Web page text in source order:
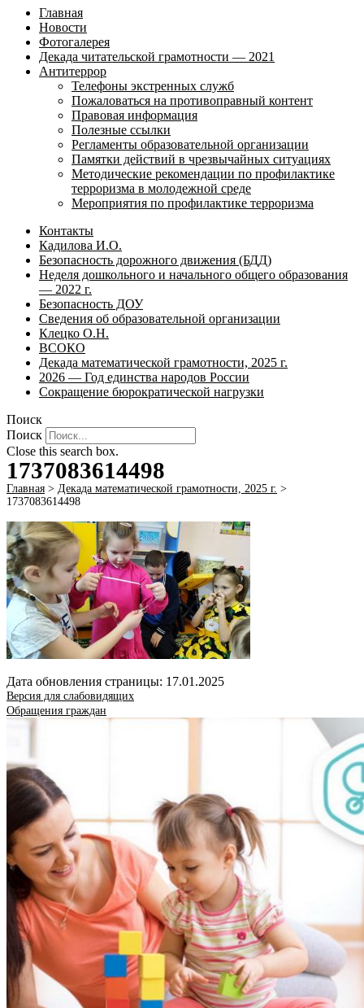
Главная
Новости
Фотогалерея
Декада читательской грамотности — 2021
Антитеррор
Телефоны экстренных служб
Пожаловаться на противоправный контент
Правовая информация
Полезные ссылки
Регламенты образовательной организации
Памятки действий в чрезвычайных ситуациях
Методические рекомендации по профилактике
терроризма в молодежной среде
Мероприятия по профилактике терроризма
Контакты
Кадилова И.О.
Безопасность дорожного движения (БДД)
Неделя дошкольного и начального общего образования
— 2022 г.
Безопасность ДОУ
Сведения об образовательной организации
Клецко О.Н.
ВСОКО
Декада математической грамотности, 2025 г.
2026 — Год единства народов России
Сокращение бюрократической нагрузки
Поиск
Поиск
Close this search box.
1737083614498
Главная > Декада математической грамотности, 2025 г. >
1737083614498
Дата обновления страницы: 17.01.2025
Версия для слабовидящих
Обращения граждан